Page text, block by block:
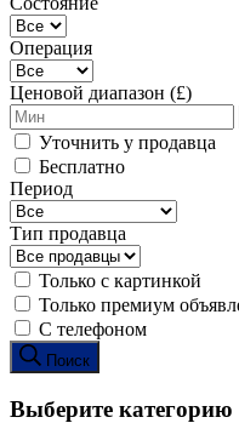
Операция
Ценовой диапазон (£)
Уточнить у продавца
Бесплатно
Период
Тип продавца
Только с картинкой
Только премиум
С телефоном
Поиск
Выберите категорию